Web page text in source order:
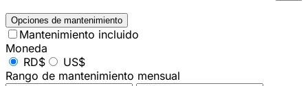
Opciones de mantenimiento
Mantenimiento incluido
Moneda
RD$
US$
Rango de mantenimiento mensual